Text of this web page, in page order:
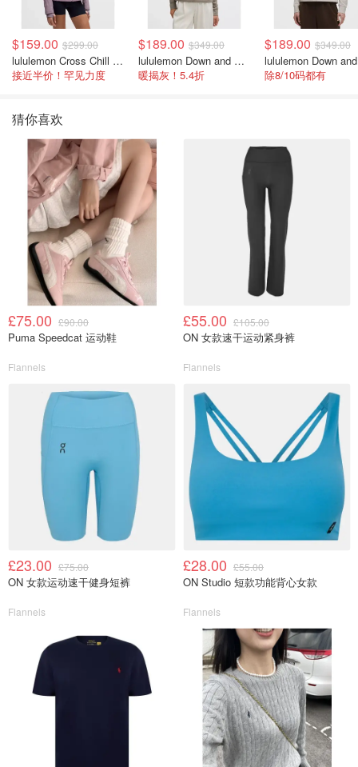
$159.00 $299.00
lululemon Cross Chill 女士运动外套
接近半价！罕见力度
$189.00 $349.00
lululemon Down and Around 羽绒夹克
暖揭灰！5.4折
$189.00 $349.00
除8/10码都有
猜你喜欢
£75.00 £90.00
Puma Speedcat 运动鞋
Flannels
£55.00 £105.00
ON 女款速干运动紧身裤
Flannels
£23.00 £75.00
ON 女款运动速干健身短裤
Flannels
£28.00 £55.00
ON Studio 短款功能背心女款
Flannels